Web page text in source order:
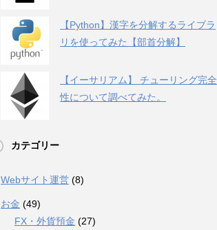
【Python】漢字を分解するライブラ
リを使ってみた【部首分解】
【イーサリアム】 チューリング完全
性について調べてみた。
カテゴリー
Webサイト運営 (8)
お金 (49)
FX・外貨預金 (27)